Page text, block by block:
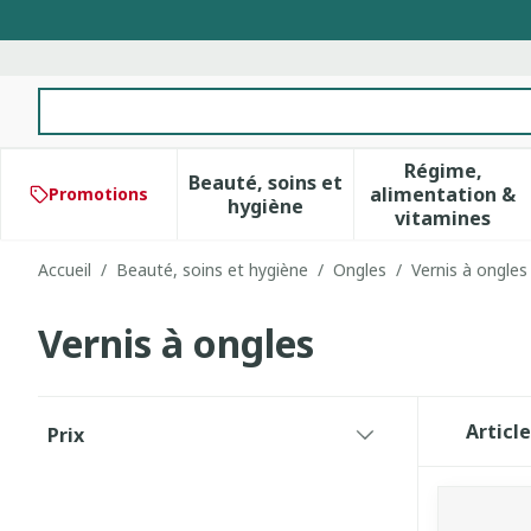
Promotions
Beauté, soins et
hygièneAfficher le sous-menu pour
Régime,
alimentation &
vitamines
Afficher
Accueil / Beauté, soins et hygiène / Ongles / Vernis à ongles
Vernis à ongles
Prix